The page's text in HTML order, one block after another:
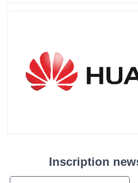
Inscription